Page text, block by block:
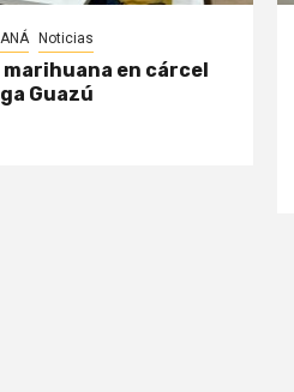
Noticias
marihuana en cárcel
Guazú